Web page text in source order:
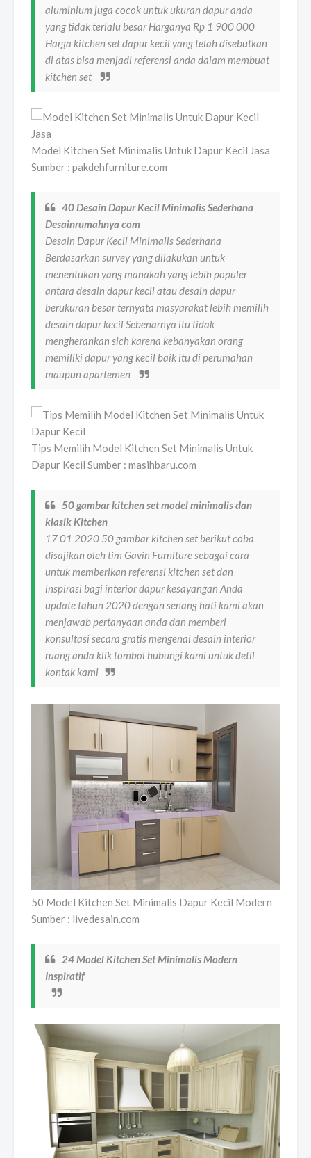
aluminium juga cocok untuk ukuran dapur anda
yang tidak terlalu besar Harganya Rp 1 900 000
Harga kitchen set dapur kecil yang telah disebutkan
di atas bisa menjadi referensi anda dalam membuat
kitchen set
Model Kitchen Set Minimalis Untuk Dapur Kecil Jasa
Sumber : pakdehfurniture.com
40 Desain Dapur Kecil Minimalis Sederhana
Desainrumahnya com
Desain Dapur Kecil Minimalis Sederhana
Berdasarkan survey yang dilakukan untuk
menentukan yang manakah yang lebih populer
antara desain dapur kecil atau desain dapur
berukuran besar ternyata masyarakat lebih memilih
desain dapur kecil Sebenarnya itu tidak
mengherankan sich karena kebanyakan orang
memiliki dapur yang kecil baik itu di perumahan
maupun apartemen
Tips Memilih Model Kitchen Set Minimalis Untuk
Dapur Kecil Sumber : masihbaru.com
50 gambar kitchen set model minimalis dan
klasik Kitchen
17 01 2020 50 gambar kitchen set berikut coba
disajikan oleh tim Gavin Furniture sebagai cara
untuk memberikan referensi kitchen set dan
inspirasi bagi interior dapur kesayangan Anda
update tahun 2020 dengan senang hati kami akan
menjawab pertanyaan anda dan memberi
konsultasi secara gratis mengenai desain interior
ruang anda klik tombol hubungi kami untuk detil
kontak kami
50 Model Kitchen Set Minimalis Dapur Kecil Modern
Sumber : livedesain.com
24 Model Kitchen Set Minimalis Modern
Inspiratif